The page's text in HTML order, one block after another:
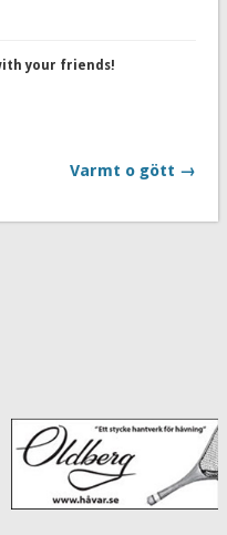
your friends!
Varmt o gött →